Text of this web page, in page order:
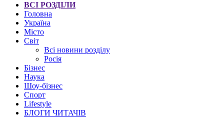
ВСІ РОЗДІЛИ
Головна
Україна
Місто
Світ
Всі новини розділу
Росія
Бізнес
Наука
Шоу-бізнес
Спорт
Lifestyle
БЛОГИ ЧИТАЧІВ